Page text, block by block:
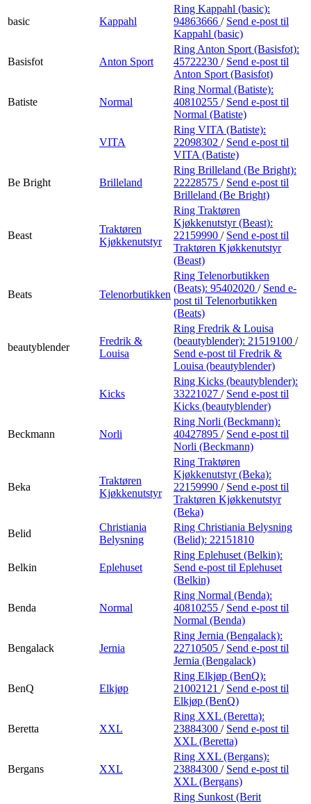
basic Kappahl
Ring Kappahl (basic):
94863666 / Send e-post til
Kappahl (basic)
Basisfot Anton Sport
Ring Anton Sport (Basisfot):
45722230 / Send e-post til
Anton Sport (Basisfot)
Batiste Normal
Ring Normal (Batiste):
40810255 / Send e-post til
Normal (Batiste)
VITA
Ring VITA (Batiste):
22098302 / Send e-post til
VITA (Batiste)
Be Bright Brilleland
Ring Brilleland (Be Bright):
22228575 / Send e-post til
Brilleland (Be Bright)
Beast
Traktøren
Kjøkkenutstyr
Ring Traktøren
Kjøkkenutstyr (Beast):
22159990 / Send e-post til
Traktøren Kjøkkenutstyr
(Beast)
Beats Telenorbutikken
Ring Telenorbutikken
(Beats): 95402020 / Send e-
post til Telenorbutikken
(Beats)
beautyblender
Fredrik &
Louisa
Ring Fredrik & Louisa
(beautyblender): 21519100 /
Send e-post til Fredrik &
Louisa (beautyblender)
Kicks
Ring Kicks (beautyblender):
33221027 / Send e-post til
Kicks (beautyblender)
Beckmann Norli
Ring Norli (Beckmann):
40427895 / Send e-post til
Norli (Beckmann)
Beka
Traktøren
Kjøkkenutstyr
Ring Traktøren
Kjøkkenutstyr (Beka):
22159990 / Send e-post til
Traktøren Kjøkkenutstyr
(Beka)
Belid
Christiania
Belysning
Ring Christiania Belysning
(Belid): 22151810
Belkin Eplehuset
Ring Eplehuset (Belkin):
Send e-post til Eplehuset
(Belkin)
Benda Normal
Ring Normal (Benda):
40810255 / Send e-post til
Normal (Benda)
Bengalack Jernia
Ring Jernia (Bengalack):
22710505 / Send e-post til
Jernia (Bengalack)
BenQ Elkjøp
Ring Elkjøp (BenQ):
21002121 / Send e-post til
Elkjøp (BenQ)
Beretta XXL
Ring XXL (Beretta):
23884300 / Send e-post til
XXL (Beretta)
Bergans XXL
Ring XXL (Bergans):
23884300 / Send e-post til
XXL (Bergans)
Ring Sunkost (Berit